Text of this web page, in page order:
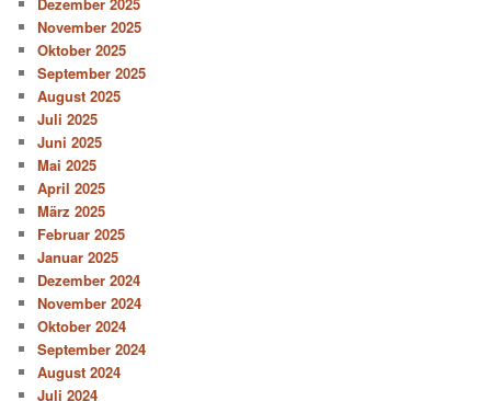
November 2025
Oktober 2025
September 2025
August 2025
Juli 2025
Juni 2025
Mai 2025
April 2025
März 2025
Februar 2025
Januar 2025
Dezember 2024
November 2024
Oktober 2024
September 2024
August 2024
Juli 2024